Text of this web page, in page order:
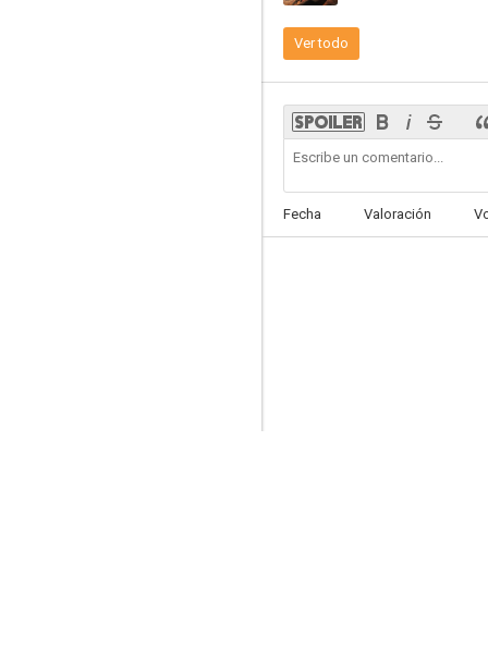
Ver todo
Fecha Valoración